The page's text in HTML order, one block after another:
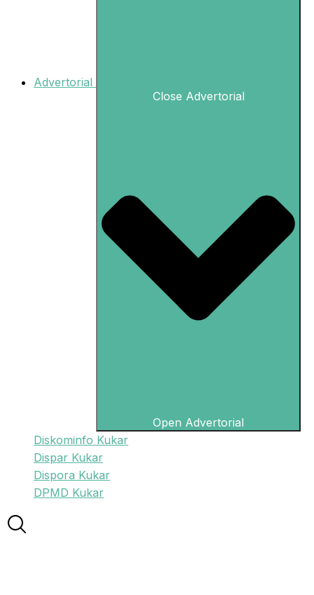
Advertorial
Close Advertorial
Open Advertorial
Diskominfo Kukar
Dispar Kukar
Dispora Kukar
DPMD Kukar